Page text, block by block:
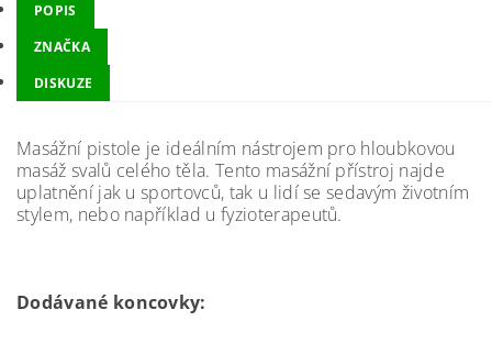
POPIS
ZNAČKA
DISKUZE
Masážní pistole je ideálním nástrojem pro hloubkovou
masáž svalů celého těla. Tento masážní přístroj najde
uplatnění jak u sportovců, tak u lidí se sedavým životním
stylem, nebo například u fyzioterapeutů.
Dodávané koncovky: